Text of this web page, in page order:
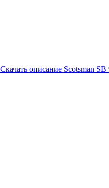
Скачать описание Scotsman